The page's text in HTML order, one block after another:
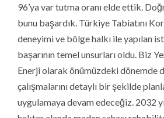
96’ya var tutma oranı elde ettik.
bunu başardık. Türkiye Tabiatını
deneyimi ve bölge halkı ile yapılan
başarının temel unsurları oldu. Biz
Enerji olarak önümüzdeki dönemde
çalışmalarını detaylı bir şekilde
uygulamaya devam edeceğiz. 2032